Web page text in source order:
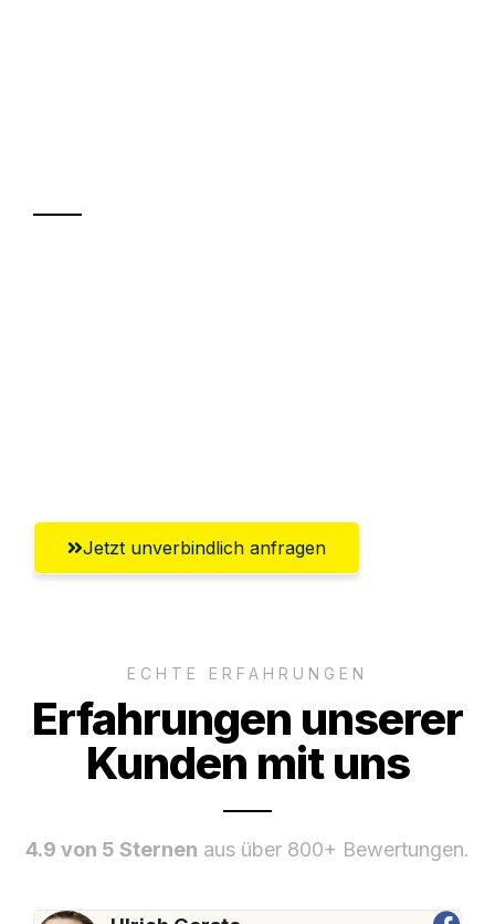
Jetzt unverbindlich anfragen
ECHTE ERFAHRUNGEN
Erfahrungen unserer
Kunden mit uns
4.9 von 5 Sternen aus über 800+ Bewertungen.